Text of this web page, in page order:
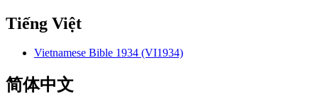
Tiếng Việt
Vietnamese Bible 1934 (VI1934)
简体中文